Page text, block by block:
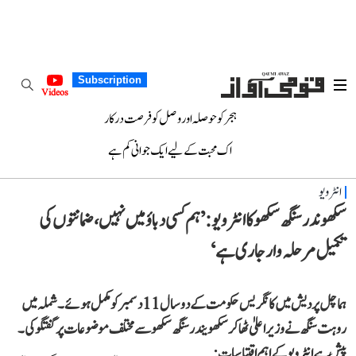
Subscription
Videos
ہجر کو حوصلہ اور وصل کو فرصت درکار
اک محبت کے لیے ایک جوانی کم ہے
انٹرویو
سکھوندر سنگھ سکھو کا انٹرویو: ’ہم کسی دباؤ میں نہیں، ضمانتوں کی
تکمیل مرحلہ وار جاری ہے‘
ہماچل پردیش میں کانگریس حکومت کے دو سال 11 دسمبر کو مکمل ہوئے۔ شملہ میں
روہت سنگھ نے وزیراعلیٰ ٹھاکر سکھویندر سنگھ سکھو سے مختلف موضوعات پر گفتگو کی۔